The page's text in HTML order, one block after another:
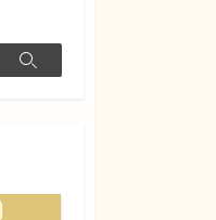
検
Instagram